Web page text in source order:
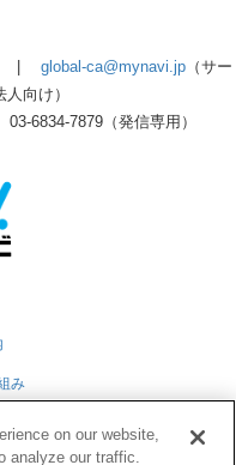
） | global-ca@mynavi.jp （サー
向け）
6834-7879（発信専用）
み
on our website,
analyze our traffic.